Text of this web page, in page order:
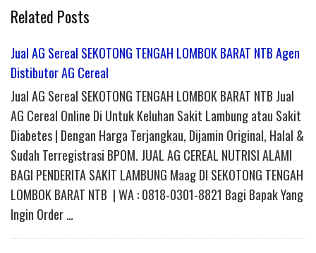
Related Posts
Jual AG Sereal SEKOTONG TENGAH LOMBOK BARAT NTB Agen
Distibutor AG Cereal
Jual AG Sereal SEKOTONG TENGAH LOMBOK BARAT NTB Jual
AG Cereal Online Di Untuk Keluhan Sakit Lambung atau Sakit
Diabetes | Dengan Harga Terjangkau, Dijamin Original, Halal &
Sudah Terregistrasi BPOM. JUAL AG CEREAL NUTRISI ALAMI
BAGI PENDERITA SAKIT LAMBUNG Maag DI SEKOTONG TENGAH
LOMBOK BARAT NTB | WA : 0818-0301-8821 Bagi Bapak Yang
Ingin Order …